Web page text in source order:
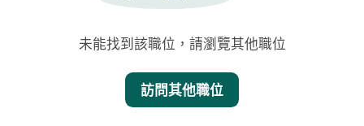
未能找到該職位，請瀏覽其他職位
訪問其他職位